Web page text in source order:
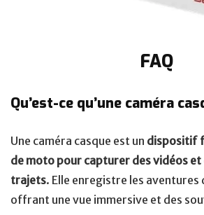
FAQ
Qu’est-ce qu’une caméra
Une caméra casque est un dispositif
de moto pour capturer des vidéos et
trajets. Elle enregistre les aventures
offrant une vue immersive et des